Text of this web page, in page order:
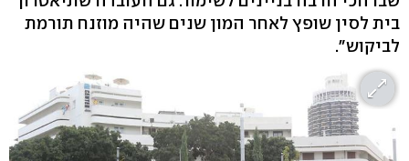
בית לסין שופץ לאחר המון שנים שהיה מוזנח תורמת
לביקוש".